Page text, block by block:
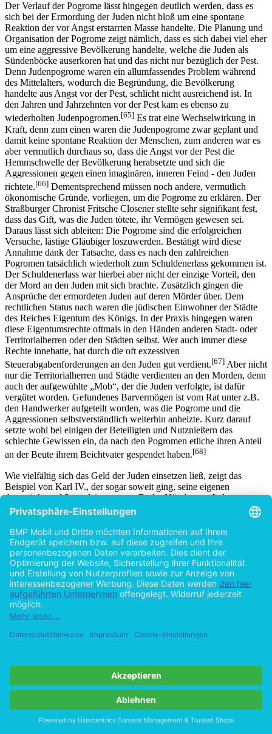
Der Verlauf der Pogrome lässt hingegen deutlich werden, dass es
sich bei der Ermordung der Juden nicht bloß um eine spontane
Reaktion der vor Angst erstarrten Masse handelte. Die Planung und
Organisation der Pogrome zeigt nämlich, dass es sich dabei viel eher
um eine aggressive Bevölkerung handelte, welche die Juden als
Sündenböcke auserkoren hat und das nicht nur bezüglich der Pest.
Denn Judenpogrome waren ein allumfassendes Problem während
des Mittelalters, wodurch die Begründung, die Bevölkerung
handelte aus Angst vor der Pest, schlicht nicht ausreichend ist. In
den Jahren und Jahrzehnten vor der Pest kam es ebenso zu
wiederholten Judenpogromen.[65] Es trat eine Wechselwirkung in
Kraft, denn zum einen waren die Judenpogrome zwar geplant und
damit keine spontane Reaktion der Menschen, zum anderen war es
aber vermutlich durchaus so, dass die Angst vor der Pest die
Hemmschwelle der Bevölkerung herabsetzte und sich die
Aggressionen gegen einen imaginären, inneren Feind - den Juden
richtete.[66] Dementsprechend müssen noch andere, vermutlich
ökonomische Gründe, vorliegen, um die Pogrome zu erklären. Der
Straßburger Chronist Fritsche Closener stellte sehr signifikant fest,
dass das Gift, was die Juden tötete, ihr Vermögen gewesen sei.
Daraus lässt sich ableiten: Die Pogrome sind die erfolgreichen
Versuche, lästige Gläubiger loszuwerden. Bestätigt wird diese
Annahme dank der Tatsache, dass es nach den zahlreichen
Pogromen tatsächlich wiederholt zum Schuldenerlass gekommen ist.
Der Schuldenerlass war hierbei aber nicht der einzige Vorteil, den
der Mord an den Juden mit sich brachte. Zusätzlich gingen die
Ansprüche der ermordeten Juden auf deren Mörder über. Dem
rechtlichen Status nach waren die jüdischen Einwohner der Städte
des Reiches Eigentum des Königs. In der Praxis hingegen waren
diese Eigentumsrechte oftmals in den Händen anderen Stadt- oder
Territorialherren oder den Städten selbst. Wer auch immer diese
Rechte innehatte, hat durch die oft exzessiven
Steuerabgabenforderungen an den Juden gut verdient.[67] Aber nicht
nur die Territorialherren und Städte verdienten an den Morden, denn
auch der aufgewühlte „Mob“, der die Juden verfolgte, ist dafür
vergütet worden. Gefundenes Barvermögen ist vom Rat unter z.B.
den Handwerker aufgeteilt worden, was die Pogrome und die
Aggressionen selbstverständlich weiterhin anheizte. Kurz darauf
setzte wohl bei einigen der Beteiligten und Nutznießern das
schlechte Gewissen ein, da nach den Pogromen etliche ihren Anteil
an der Beute ihrem Beichtvater gespendet haben.[68]
Wie vielfältig sich das Geld der Juden einsetzen ließ, zeigt das
Beispiel von Karl IV., der sogar soweit ging, seine eigenen
Ansprüche auf Steuerleistungen, z.B. der Nürnberger Juden, an
verschiedene Herren zu verpfänden oder zu verleihen, die ihn
während der Auseinandersetzung um die Thronfolge finanziell
unterstützt hatten. Die Steuerabgaben, welche die Juden zu leisten
hatten, waren folglich so hoch, dass sie gut und gerne mit anderen
größeren finanziellen Leistungen gleich zu setzen waren. Dadurch
brauchte es nun einen Ersatz, denn die Ermordung der Juden
bedeutete einen Verlust an Steuereinnahmen. Dieser Verlust wurde
ausgeglichen, in dem, im Falle der Ermordung der Juden, deren
Erbe und Eigentum verpfändet wurde. In der Geschichte der
Nürnberger Juden versprach der König am 2. Oktober 1349 bei der
Verleihung verschiedener Privilegien dem Stadtrat sogar Straffreiheit
16. November des gleichen Jahres, erwirkte der Nürnberger Rat
Kirche und zweier städtischer Plätzen zusprach. Am 5. Dezember
fand dann schlussendlich in Nürnberg das Pogrom statt, bei
welchem 562 Juden ermordet wurden. Eine ganz ähnliche Urkunde
gab es im Februar 1349 unter Herzog Stephan II. von Niederbayern,
der die Landeshuter Juden gegen 600 Gulden an Albrecht von
Staudach verpfändete. Besonders bezeichnend ist hierbei, dass die